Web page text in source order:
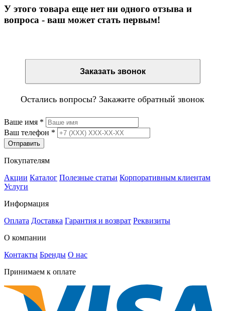
У этого товара еще нет ни одного отзыва и
вопроса - ваш может стать первым!
Заказать звонок
Остались вопросы? Закажите обратный звонок
Ваше имя *
Ваш телефон *
Отправить
Покупателям
Акции Каталог Полезные статьи Корпоративным клиентам
Услуги
Информация
Оплата Доставка Гарантия и возврат Реквизиты
О компании
Контакты Бренды О нас
Принимаем к оплате